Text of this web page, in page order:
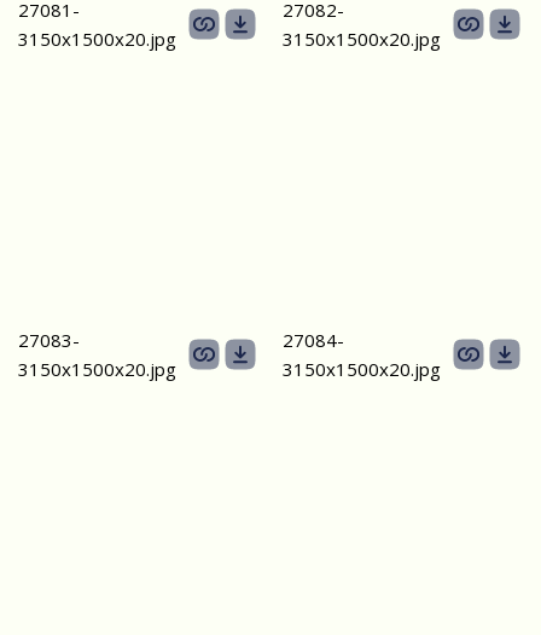
27081-
3150х1500х20.jpg
27082-
3150х1500х20.jpg
27083-
3150х1500х20.jpg
27084-
3150х1500х20.jpg